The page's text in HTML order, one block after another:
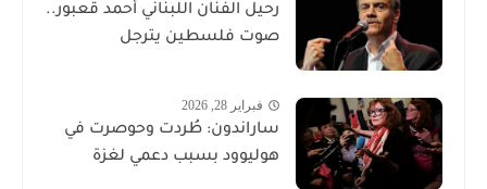
رحيل الفنان اللبناني أحمد قعبور..
صوت فلسطين يترجل
فبراير 28, 2026
ساراندون: طُردت وحوصرت في
هوليوود بسبب دعمي لغزة